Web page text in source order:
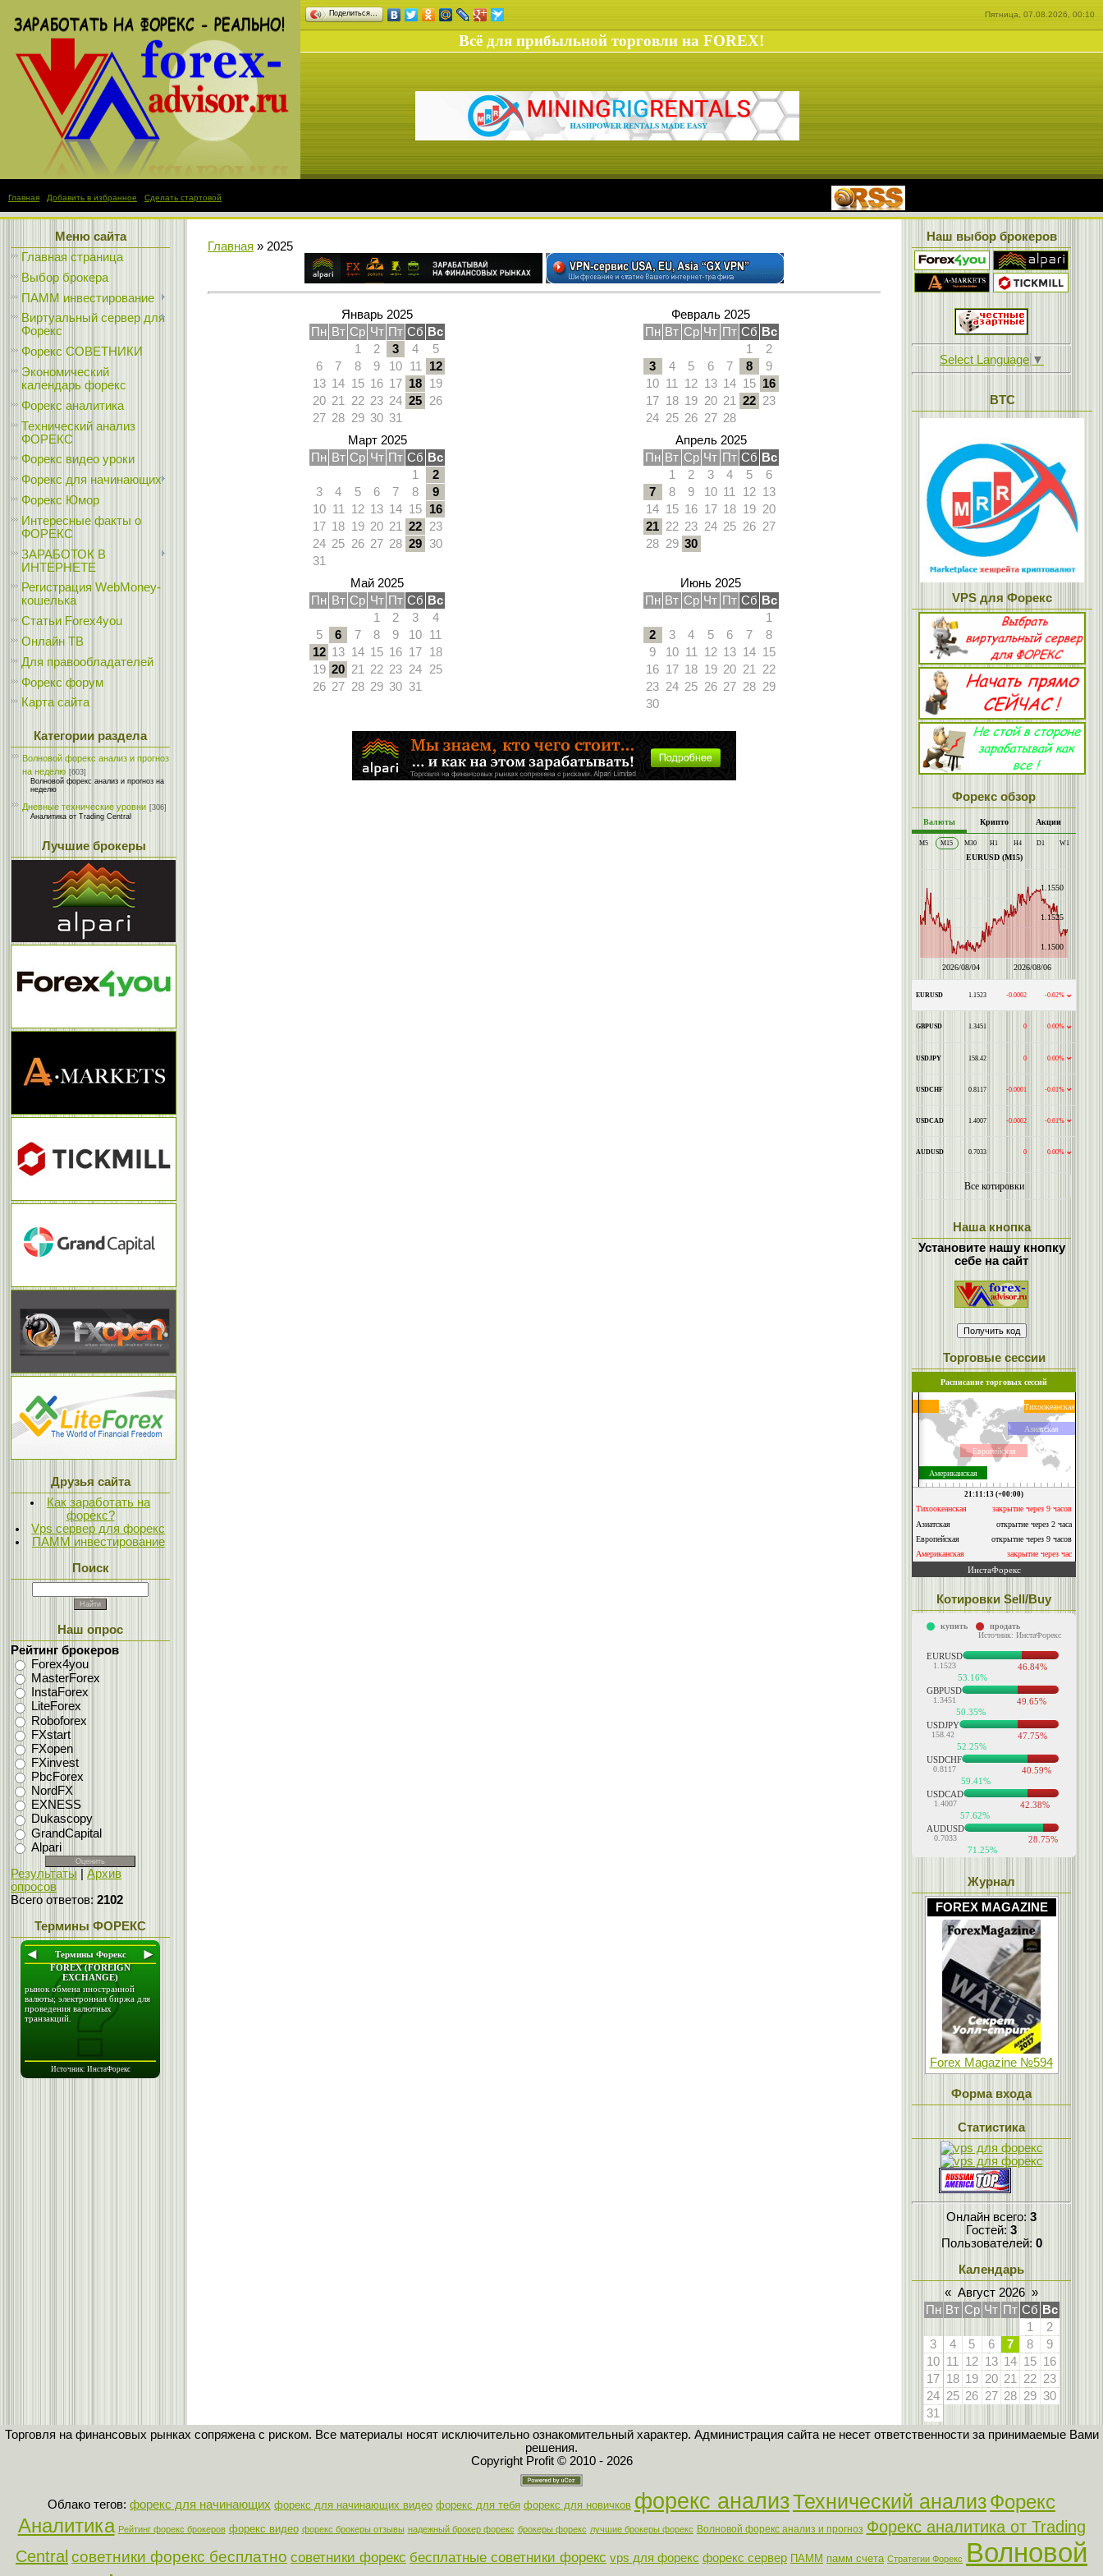
Поделиться… Пятница, 07.08.2026, 00:10
Всё для прибыльной торговли на FOREX!
Главная Добавить в избранное Сделать стартовой
Меню сайта
Главная страница
Выбор брокера
ПАММ инвестирование
Виртуальный сервер для
Форекс
Форекс СОВЕТНИКИ
Экономический
календарь форекс
Форекс аналитика
Технический анализ
ФОРЕКС
Форекс видео уроки
Форекс для начинающих
Форекс Юмор
Интересные факты о
ФОРЕКС
ЗАРАБОТОК В
ИНТЕРНЕТЕ
Регистрация WebMoney-
кошелька
Статьи Forex4you
Онлайн ТВ
Для правообладателей
Форекс форум
Карта сайта
Категории раздела
Волновой форекс анализ и прогноз
на неделю [603]
Волновой форекс анализ и прогноз на
неделю
Дневные технические уровни [306]
Аналитика от Trading Central
Лучшие брокеры
Друзья сайта
Как заработать на
форекс?
Vps сервер для форекс
ПАММ инвестирование
Поиск
Наш опрос
Рейтинг брокеров
Forex4you
MasterForex
InstaForex
LiteForex
Roboforex
FXstart
FXopen
FXinvest
PbcForex
NordFX
EXNESS
Dukascopy
GrandCapital
Alpari
Результаты
Архив
опросов
Всего ответов: 2102
Термины ФОРЕКС
Главная » 2025
Январь 2025
Пн Вт Ср Чт Пт Сб Вс
1
2 3 4
5
6
7 8 9 10 11
12
13 14 15 16 17 18
19
20 21 22 23 24 25
26
27 28 29 30 31
Февраль 2025
Пн Вт Ср Чт Пт Сб Вс
1
2
3
4 5 6 7 8
9
10 11 12 13 14 15 16
17 18 19 20 21 22 23
24 25 26 27 28
Март 2025
Пн Вт Ср Чт Пт Сб Вс
1
2
3
4 5 6 7 8
9
10 11 12 13 14 15
16
17 18 19 20 21 22
23
24 25 26 27 28 29 30
31
Апрель 2025
Пн Вт Ср Чт Пт Сб Вс
1
2 3 4 5
6
7
8 9 10 11 12 13
14 15 16 17 18 19 20
21 22 23 24 25 26 27
28 29 30
Май 2025
Пн Вт Ср Чт Пт Сб Вс
1
2 3
4
5
6 7 8 9 10
11
12 13 14 15 16 17
18
19 20 21 22 23 24
25
26 27 28 29 30 31
Июнь 2025
Пн Вт Ср Чт Пт Сб Вс
1
2
3 4 5 6 7
8
9
10 11 12 13 14 15
16 17 18 19 20 21
22
23 24 25 26 27 28 29
30
Наш выбор брокеров
Select Language ▼
BTC
VPS для Форекс
Форекс обзор
Наша кнопка
Установите нашу кнопку
себе на сайт
Торговые сессии
Котировки Sell/Buy
Журнал
FOREX MAGAZINE
Forex Magazine №594
Форма входа
Статистика
Онлайн всего: 3
Гостей: 3
Пользователей: 0
Календарь
« Август 2026 »
Пн Вт Ср Чт Пт Сб Вс
1
2
3
4 5 6 7 8
9
10 11 12 13 14 15 16
17 18 19 20 21 22 23
24 25 26 27 28 29 30
31
Торговля на финансовых рынках сопряжена с риском. Все материалы носят исключительно ознакомительный характер. Администрация сайта не несет ответственности за принимаемые Вами
решения.
Copyright Profit © 2010 - 2026
Облако тегов: форекс для начинающих форекс для начинающих видео форекс для тебя форекс для новичков форекс анализТехнический анализФорекс
Аналитика Рейтинг форекс брокеров форекс видео форекс брокеры отзывы надежный брокер форекс брокеры форекс лучшие брокеры форекс Волновой форекс анализ и прогноз Форекс аналитика от Trading
Central советники форекс бесплатно советники форекс бесплатные советники форекс vps для форекс форекс сервер ПАММ памм счета Стратегии Форекс Волновой